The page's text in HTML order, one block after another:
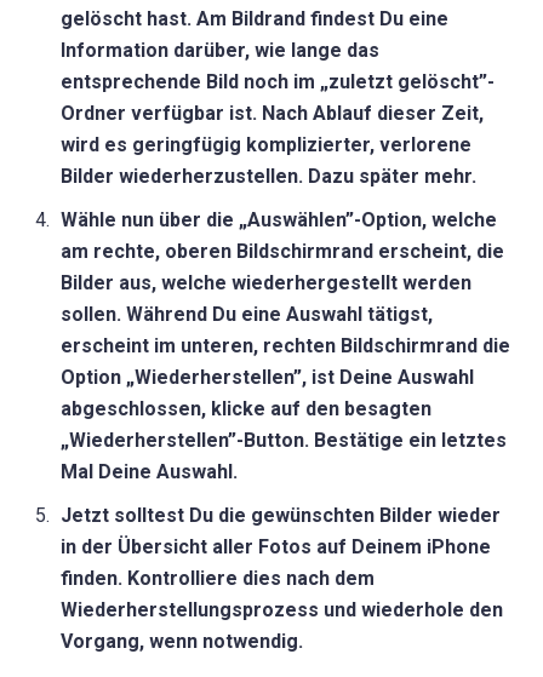
gelöscht hast. Am Bildrand findest Du eine
Information darüber, wie lange das
entsprechende Bild noch im „zuletzt gelöscht”-
Ordner verfügbar ist. Nach Ablauf dieser Zeit,
wird es geringfügig komplizierter, verlorene
Bilder wiederherzustellen. Dazu später mehr.
Wähle nun über die „Auswählen”-Option, welche
am rechte, oberen Bildschirmrand erscheint, die
Bilder aus, welche wiederhergestellt werden
sollen. Während Du eine Auswahl tätigst,
erscheint im unteren, rechten Bildschirmrand die
Option „Wiederherstellen”, ist Deine Auswahl
abgeschlossen, klicke auf den besagten
„Wiederherstellen”-Button. Bestätige ein letztes
Mal Deine Auswahl.
Jetzt solltest Du die gewünschten Bilder wieder
in der Übersicht aller Fotos auf Deinem iPhone
finden. Kontrolliere dies nach dem
Wiederherstellungsprozess und wiederhole den
Vorgang, wenn notwendig.